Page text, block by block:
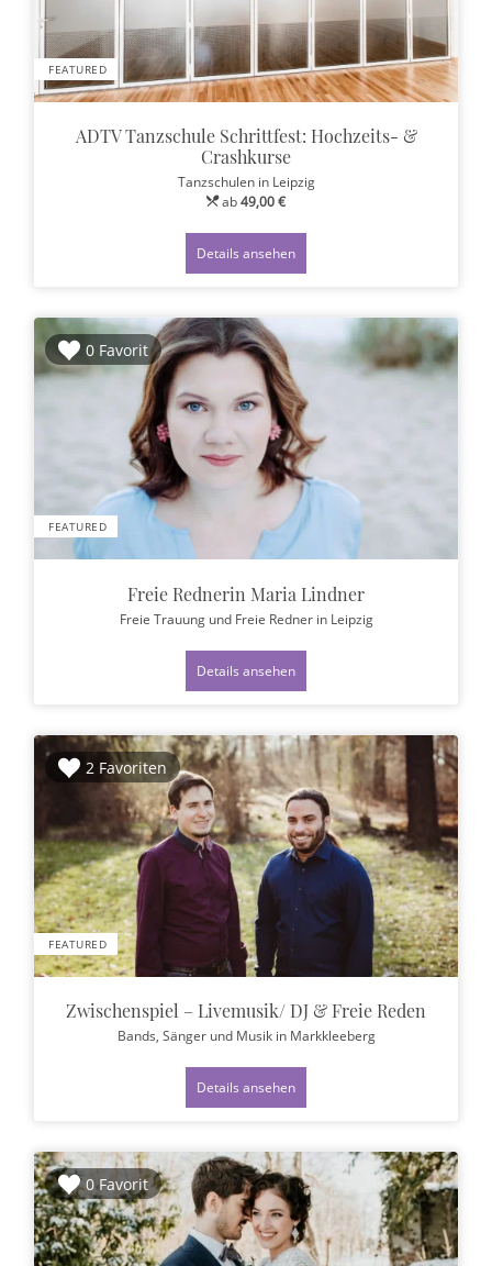
FEATURED
ADTV Tanzschule Schrittfest: Hochzeits- &
Crashkurse
Tanzschulen in Leipzig
ab49,00 €
Details ansehen
0 Favorit
FEATURED
Freie Rednerin Maria Lindner
Freie Trauung und Freie Redner in Leipzig
Details ansehen
2 Favoriten
FEATURED
Zwischenspiel – Livemusik/ DJ & Freie Reden
Bands, Sänger und Musik in Markkleeberg
Details ansehen
0 Favorit